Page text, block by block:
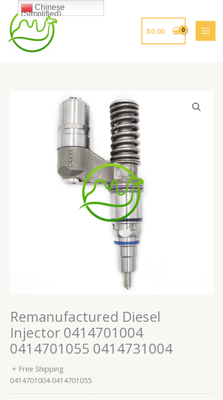
$0.00
Remanufactured Diesel
Injector 0414701004
0414701055 0414731004
+ Free Shipping
0414701004 0414701055
Chinese
(Simplified)